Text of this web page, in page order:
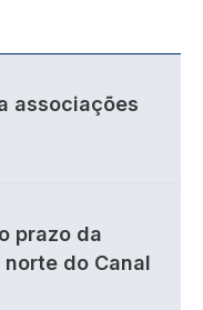
associações
prazo da
do Canal